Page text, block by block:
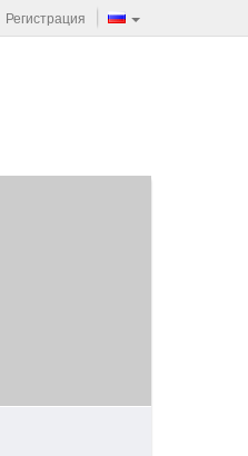
Регистрация